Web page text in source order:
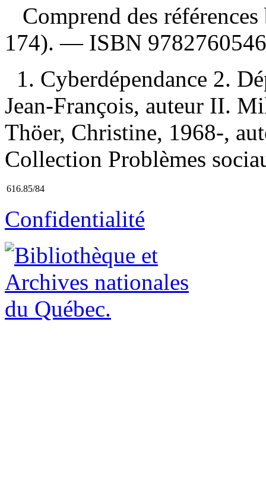
Comprend des
174). — ISBN
1. Cyberdépendance 2.
Jean-François, auteur II.
Thöer, Christine, 1968-,
Collection Problèmes
616.85/84
Confidentialité